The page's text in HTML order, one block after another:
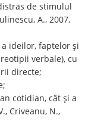
de stimulul
A., 2007,
ideilor, faptelor și
verbale), cu
directe;
cotidian, cât și a
Criveanu, N.,